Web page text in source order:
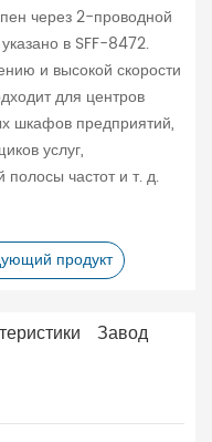
через 2-проводной
в SFF-8472.
и высокой скорости
для центров
шкафов предприятий,
услуг,
частот и т. д.
продукт
Завод